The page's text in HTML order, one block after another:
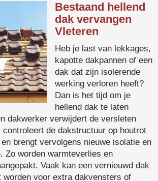
Bestaand hellend
dak vervangen
Vleteren
Heb je last van lekkages,
kapotte dakpannen of een
dak dat zijn isolerende
werking verloren heeft?
Dan is het tijd om je
hellend dak te laten
dakwerker verwijdert de versleten
controleert de dakstructuur op houtrot
brengt vervolgens nieuwe isolatie en
Zo worden warmteverlies en
Vaak kan een vernieuwd dak
worden voor extra dakvensters of